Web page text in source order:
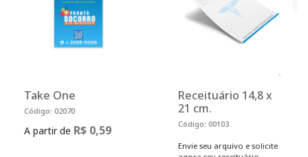
Take One
Código: 02070
A partir de R$ 0,59
Receituário 14,8 x
21 cm.
Código: 00103
Envie seu arquivo e solicite